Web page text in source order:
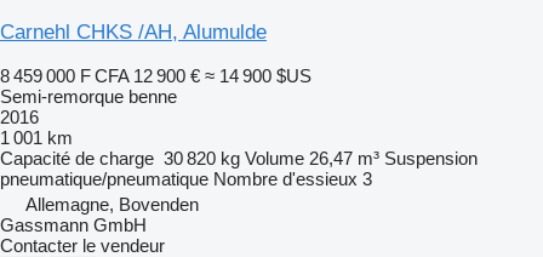
Carnehl CHKS /AH, Alumulde
8 459 000 F CFA 12 900 € ≈ 14 900 $US
Semi-remorque benne
2016
1 001 km
Capacité de charge 30 820 kg Volume 26,47 m³ Suspension
pneumatique/pneumatique Nombre d'essieux 3
Allemagne, Bovenden
Gassmann GmbH
Contacter le vendeur